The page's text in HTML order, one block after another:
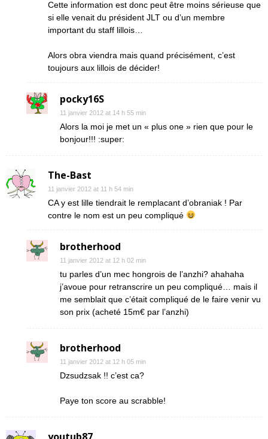
Cette information est donc peut être moins sérieuse que
si elle venait du président JLT ou d’un membre
important du staff lillois…
Alors obra viendra mais quand précisément, c’est
toujours aux lillois de décider!
pocky16S
11 janvier 2012 at 14 h 55 min
Alors la moi je met un « plus one » rien que pour le
bonjour!!! :super:
The-Bast
11 janvier 2012 at 11 h 54 min
CA y est lille tiendrait le remplacant d’obraniak ! Par
contre le nom est un peu compliqué
brotherhood
11 janvier 2012 at 12 h 02 min
tu parles d’un mec hongrois de l’anzhi? ahahaha
j’avoue pour retranscrire un peu compliqué… mais il
me semblait que c’était compliqué de le faire venir vu
son prix (acheté 15m€ par l’anzhi)
brotherhood
11 janvier 2012 at 12 h 05 min
Dzsudzsak !! c’est ca?
Paye ton score au scrabble!